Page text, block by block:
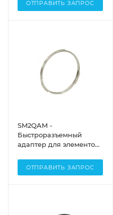
мм, Thorlabs
ОТПРАВИТЬ ЗАПРОС
SM2QAM -
Быстроразъемный
адаптер для элементов
Thorlabs
ОТПРАВИТЬ ЗАПРОС